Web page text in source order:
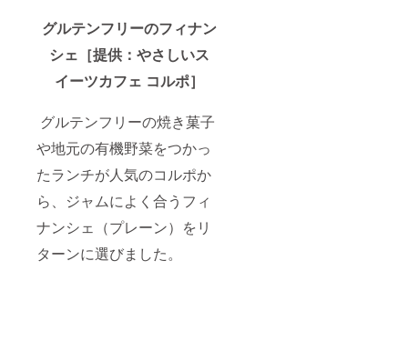
グルテンフリーのフィナン
シェ［提供：やさしいス
イーツカフェ コルポ］
グルテンフリーの焼き菓子
や地元の有機野菜をつかっ
たランチが人気のコルポか
ら、ジャムによく合うフィ
ナンシェ（プレーン）をリ
ターンに選びました。